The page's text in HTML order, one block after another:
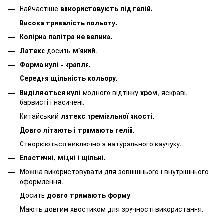
Найчастіше використовують під гелій.
Висока тривалість польоту.
Колірна палітра не велика.
Латекс досить м'який.
Форма кулі - крапля.
Середня щільність кольору.
Виділяються кулі модного відтінку хром, яскраві,
барвисті і насичені.
Китайський латекс преміальної якості.
Довго літають і тримають гелій.
Створюються виключно з натурального каучуку.
Еластичні, міцні і щільні.
Можна використовувати для зовнішнього і внутрішнього
оформлення.
Досить довго тримають форму.
Мають довгим хвостиком для зручності використання.